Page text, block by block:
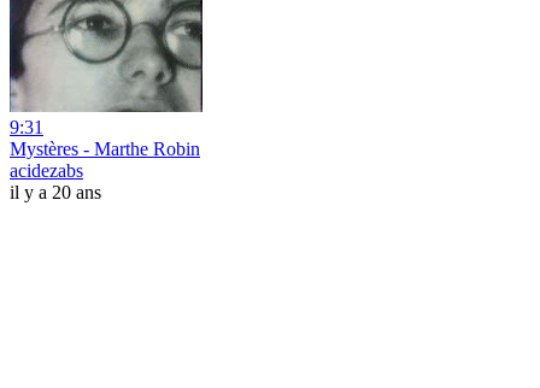
9:31
Mystères - Marthe Robin
acidezabs
il y a 20 ans